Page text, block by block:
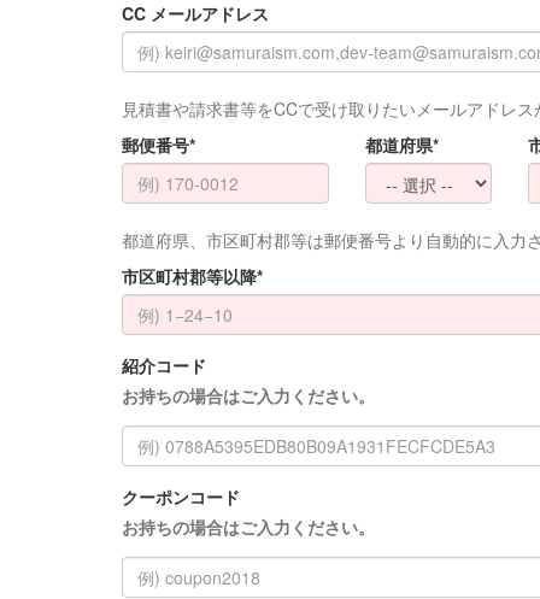
CC メールアドレス
見積書や請求書等をCCで受け取りたいメールアドレ
郵便番号*
都道府県*
都道府県、市区町村郡等は郵便番号より自動的に入力
市区町村郡等以降*
紹介コード
お持ちの場合はご入力ください。
クーポンコード
お持ちの場合はご入力ください。